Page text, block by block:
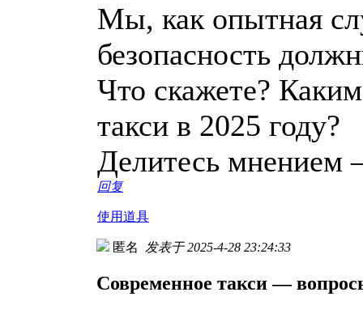
Мы, как опытная
безопасность
Что скажете?
такси в 2025 году?
Делитесь мнением
回复
使用道具
匿名 发表于 2025-4-28 23:24:33
Современное такси —